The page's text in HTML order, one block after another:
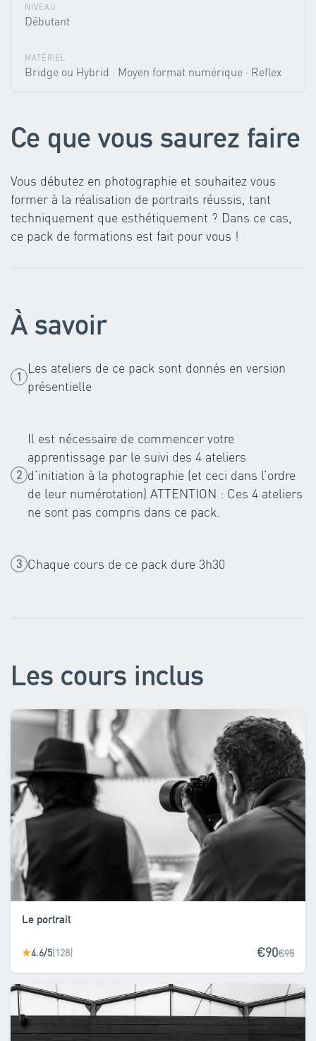
NIVEAU
Débutant
MATÉRIEL
Bridge ou Hybrid · Moyen format numérique · Reflex
Ce que vous saurez faire
Vous débutez en photographie et souhaitez vous
former à la réalisation de portraits réussis, tant
techniquement que esthétiquement ? Dans ce cas,
ce pack de formations est fait pour vous !
À savoir
Les ateliers de ce pack sont donnés en version
présentielle
Il est nécessaire de commencer votre
apprentissage par le suivi des 4 ateliers
d’initiation à la photographie (et ceci dans l’ordre
de leur numérotation) ATTENTION : Ces 4 ateliers
ne sont pas compris dans ce pack.
Chaque cours de ce pack dure 3h30
Les cours inclus
Le portrait
★4.6/5(128) €90€95